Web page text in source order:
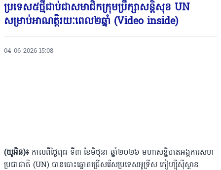
ប្រទេស៥ថ្មីជាប់ជាសមាជិកក្រុមប្រឹក្សាសន្តិសុខ UN
សម្រាប់អាណត្តិរយៈពេល២ឆ្នាំ (Video inside)
04-06-2026 15:08
(យូអិន)៖ កាលពីថ្ងៃពុធ ទី៣ ខែមិថុនា ឆ្នាំ២០២៦ មហាសន្និបាតអង្គការសហ
ប្រជាជាតិ (UN) បានបោះឆ្នោតជ្រើសរើសប្រទេសអូទ្រីស កៀហ្ស៉ីស៉ីស្ថាន